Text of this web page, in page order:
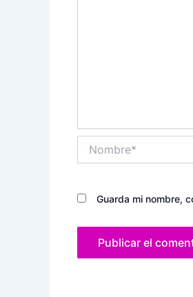
Guarda mi nombre,